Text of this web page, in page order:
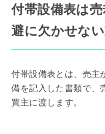
付帯設備表は
避に欠かせない
付帯設備表とは、売主
備を記入した書類で、
買主に渡します。